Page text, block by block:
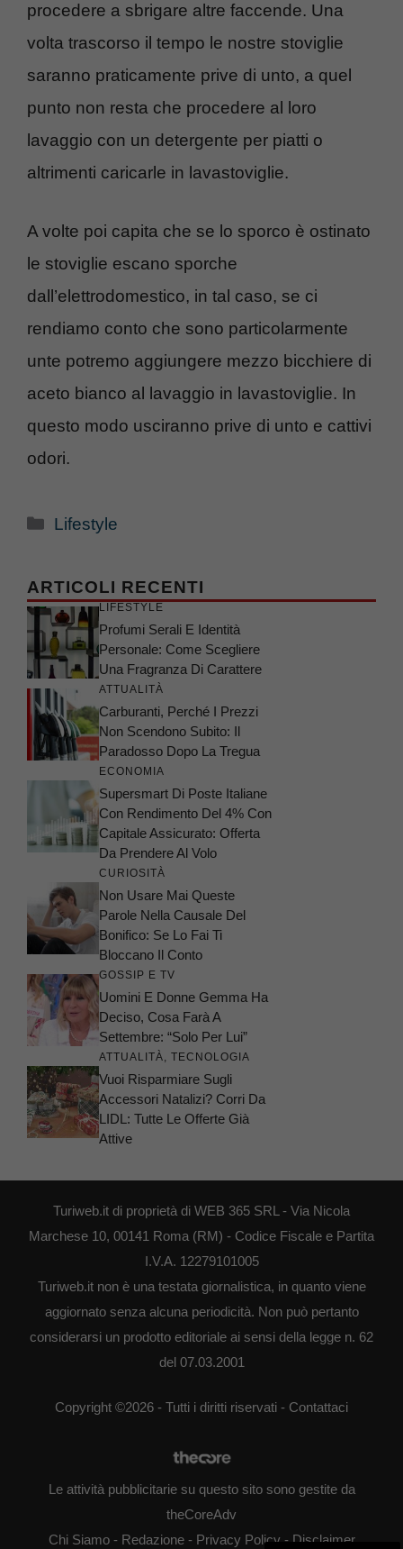
procedere a sbrigare altre faccende. Una
volta trascorso il tempo le nostre stoviglie
saranno praticamente prive di unto, a quel
punto non resta che procedere al loro
lavaggio con un detergente per piatti o
altrimenti caricarle in lavastoviglie.
A volte poi capita che se lo sporco è ostinato
le stoviglie escano sporche
dall’elettrodomestico, in tal caso, se ci
rendiamo conto che sono particolarmente
unte potremo aggiungere mezzo bicchiere di
aceto bianco al lavaggio in lavastoviglie. In
questo modo usciranno prive di unto e cattivi
odori.
Categorie
Lifestyle
ARTICOLI RECENTI
LIFESTYLE
Profumi Serali E Identità
Personale: Come Scegliere
Una Fragranza Di Carattere
ATTUALITÀ
Carburanti, Perché I Prezzi
Non Scendono Subito: Il
Paradosso Dopo La Tregua
ECONOMIA
Supersmart Di Poste Italiane
Con Rendimento Del 4% Con
Capitale Assicurato: Offerta
Da Prendere Al Volo
CURIOSITÀ
Non Usare Mai Queste
Parole Nella Causale Del
Bonifico: Se Lo Fai Ti
Bloccano Il Conto
GOSSIP E TV
Uomini E Donne Gemma Ha
Deciso, Cosa Farà A
Settembre: “Solo Per Lui”
ATTUALITÀ, TECNOLOGIA
Vuoi Risparmiare Sugli
Accessori Natalizi? Corri Da
LIDL: Tutte Le Offerte Già
Attive
Turiweb.it di proprietà di WEB 365 SRL - Via Nicola
Marchese 10, 00141 Roma (RM) - Codice Fiscale e Partita
I.V.A. 12279101005
Turiweb.it non è una testata giornalistica, in quanto viene
aggiornato senza alcuna periodicità. Non può pertanto
considerarsi un prodotto editoriale ai sensi della legge n. 62
del 07.03.2001
Copyright ©2026 - Tutti i diritti riservati - Contattaci
Le attività pubblicitarie su questo sito sono gestite da
theCoreAdv
Chi Siamo- Redazione- Privacy Policy- Disclaimer